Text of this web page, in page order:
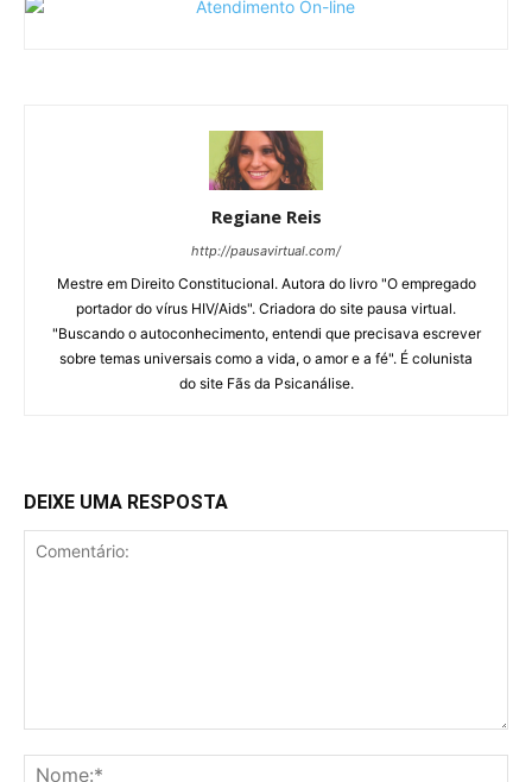
Regiane Reis
http://pausavirtual.com/
Mestre em Direito Constitucional. Autora do livro "O empregado
portador do vírus HIV/Aids". Criadora do site pausa virtual.
"Buscando o autoconhecimento, entendi que precisava escrever
sobre temas universais como a vida, o amor e a fé". É colunista
do site Fãs da Psicanálise.
DEIXE UMA RESPOSTA